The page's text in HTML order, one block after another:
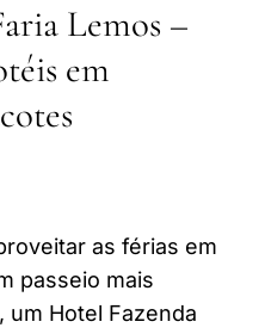
Lemos –
em
as férias em
passeio mais
Hotel Fazenda